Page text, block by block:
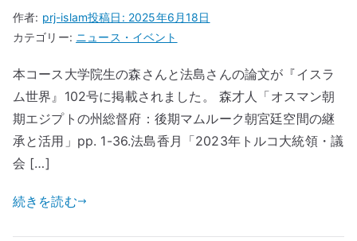
作者: prj-islam投稿日: 2025年6月18日
カテゴリー: ニュース・イベント
本コース大学院生の森さんと法島さんの論文が『イスラ
ム世界』102号に掲載されました。 森才人「オスマン朝
期エジプトの州総督府：後期マムルーク朝宮廷空間の継
承と活用」pp. 1-36.法島香月「2023年トルコ大統領・議
会 […]
続きを読む